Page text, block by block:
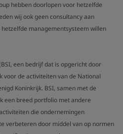
hebben doorlopen voor hetzelfde
wij ook geen consultancy aan
managementsysteem willen
een bedrijf dat is opgericht door
voor de activiteiten van de National
Koninkrijk. BSI, samen met de
een breed portfolio met andere
die ondernemingen
verbeteren door middel van op normen